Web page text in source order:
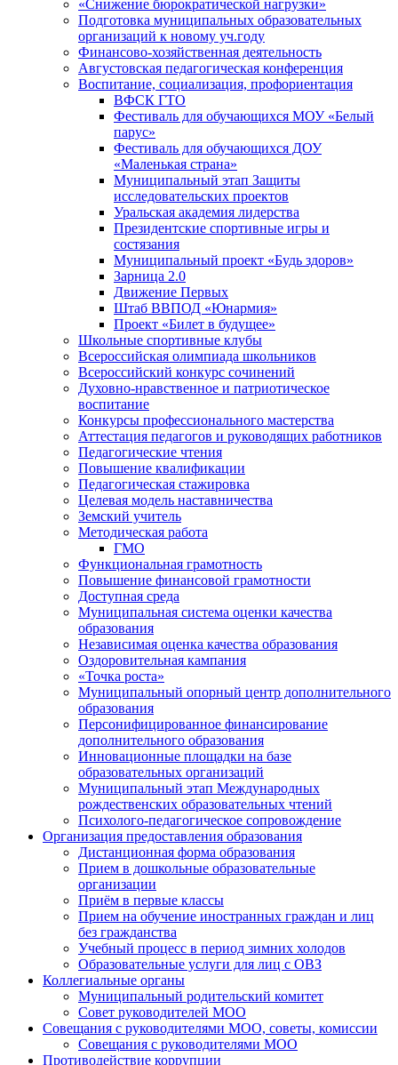
«Снижение бюрократической нагрузки»
Подготовка муниципальных образовательных
организаций к новому уч.году
Финансово-хозяйственная деятельность
Августовская педагогическая конференция
Воспитание, социализация, профориентация
ВФСК ГТО
Фестиваль для обучающихся МОУ «Белый
парус»
Фестиваль для обучающихся ДОУ
«Маленькая страна»
Муниципальный этап Защиты
исследовательских проектов
Уральская академия лидерства
Президентские спортивные игры и
состязания
Муниципальный проект «Будь здоров»
Зарница 2.0
Движение Первых
Штаб ВВПОД «Юнармия»
Проект «Билет в будущее»
Школьные спортивные клубы
Всероссийская олимпиада школьников
Всероссийский конкурс сочинений
Духовно-нравственное и патриотическое
воспитание
Конкурсы профессионального мастерства
Аттестация педагогов и руководящих работников
Педагогические чтения
Повышение квалификации
Педагогическая стажировка
Целевая модель наставничества
Земский учитель
Методическая работа
ГМО
Функциональная грамотность
Повышение финансовой грамотности
Доступная среда
Муниципальная система оценки качества
образования
Независимая оценка качества образования
Оздоровительная кампания
«Точка роста»
Муниципальный опорный центр дополнительного
образования
Персонифицированное финансирование
дополнительного образования
Инновационные площадки на базе
образовательных организаций
Муниципальный этап Международных
рождественских образовательных чтений
Психолого-педагогическое сопровождение
Организация предоставления образования
Дистанционная форма образования
Прием в дошкольные образовательные
организации
Приём в первые классы
Прием на обучение иностранных граждан и лиц
без гражданства
Учебный процесс в период зимних холодов
Образовательные услуги для лиц с ОВЗ
Коллегиальные органы
Муниципальный родительский комитет
Совет руководителей МОО
Совещания с руководителями МОО, советы, комиссии
Совещания с руководителями МОО
Противодействие коррупции